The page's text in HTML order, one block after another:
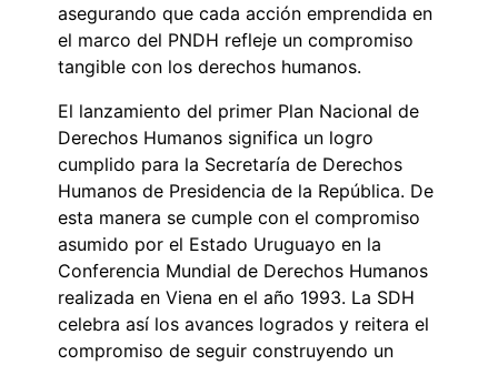
asegurando que cada acción emprendida en
el marco del PNDH refleje un compromiso
tangible con los derechos humanos.
El lanzamiento del primer Plan Nacional de
Derechos Humanos significa un logro
cumplido para la Secretaría de Derechos
Humanos de Presidencia de la República. De
esta manera se cumple con el compromiso
asumido por el Estado Uruguayo en la
Conferencia Mundial de Derechos Humanos
realizada en Viena en el año 1993. La SDH
celebra así los avances logrados y reitera el
compromiso de seguir construyendo un